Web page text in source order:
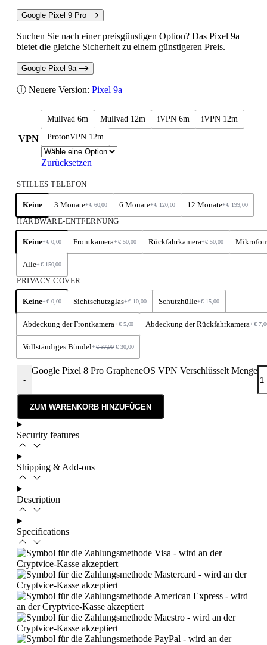
Google Pixel 9 Pro
Suchen Sie nach einer preisgünstigen Option? Das Pixel 9a
bietet die gleiche Sicherheit zu einem günstigeren Preis.
Google Pixel 9a
ⓘ Neuere Version: Pixel 9a
VPN
Mullvad 6m Mullvad 12m iVPN 6m
iVPN 12m
ProtonVPN 12m
Zurücksetzen
STILLES TELEFON
Keine 3 Monate+€60,00 6 Monate+€ 120,00 12 Monate+ € 199,00
HARDWARE-ENTFERNUNG
Keine+€0,00 Frontkamera+ € 50,00 Rückfahrkamera+€ 50,00 Mikrofon
Alle+€150,00
PRIVACY COVER
Keine+€0,00 Sichtschutzglas+ € 10,00 Schutzhülle+€ 15,00
Abdeckung der Frontkamera+€5,00 Abdeckung der Rückfahrkamera+ €
Vollständiges Bündel+€37,00 € 30,00
-
Google Pixel 8 Pro GrapheneOS VPN Verschlüsselt Menge
ZUM WARENKORB HINZUFÜGEN
Security features
Shipping & Add-ons
Description
Specifications